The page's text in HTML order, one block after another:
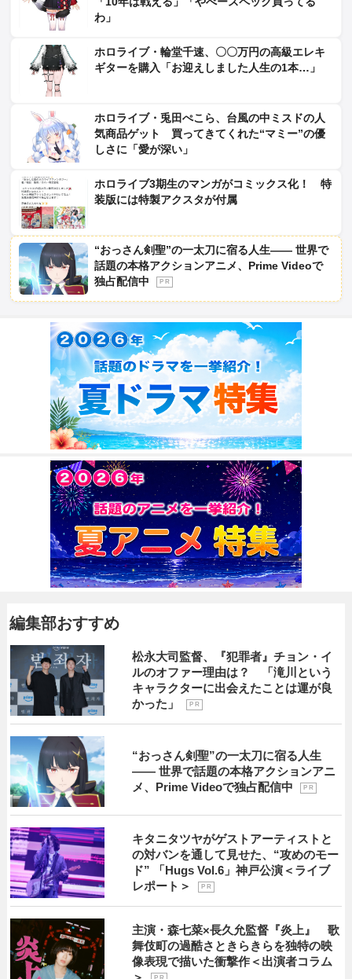
わ」
ホロライブ・輪堂千速、〇〇万円の高級エレキ
ギターを購入「お迎えしました人生の1本…」
ホロライブ・兎田ぺこら、台風の中ミスドの人
気商品ゲット 買ってきてくれた“マミー”の優
しさに「愛が深い」
ホロライブ3期生のマンガがコミックス化！ 特
装版には特製アクスタが付属
“おっさん剣聖”の一太刀に宿る人生―― 世界で
話題の本格アクションアニメ、Prime Videoで
独占配信中
P R
編集部おすすめ
松永大司監督、『犯罪者』チョン・イ
ルのオファー理由は？ 「滝川という
キャラクターに出会えたことは運が良
かった」
P R
“おっさん剣聖”の一太刀に宿る人生
―― 世界で話題の本格アクションアニ
メ、Prime Videoで独占配信中
P R
キタニタツヤがゲストアーティストと
の対バンを通して見せた、“攻めのモー
ド” 「Hugs Vol.6」神戸公演＜ライブ
レポート＞
P R
主演・森七菜×長久允監督『炎上』 歌
舞伎町の過酷さときらきらを独特の映
像表現で描いた衝撃作＜出演者コラム
P R